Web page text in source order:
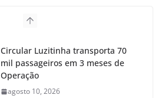
Circular Luzitinha transporta 70
mil passageiros em 3 meses de
Operação
agosto 10, 2026